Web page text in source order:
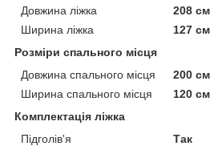
Довжина ліжка
208 см
Ширина ліжка
127 см
Розміри спального місця
Довжина спального місця
200 см
Ширина спального місця
120 см
Комплектація ліжка
Підголів'я
Так